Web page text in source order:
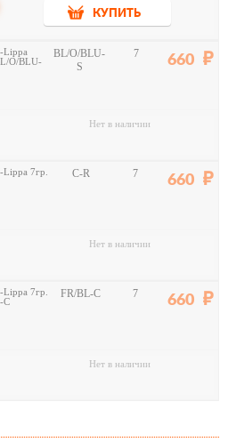
КУПИТЬ
Lippa
O/BLU-
BL/O/BLU-
S
7 660
Нет в наличии
Lippa 7гр.
C-R 7 660
Нет в наличии
Lippa 7гр.
C
FR/BL-C 7 660
Нет в наличии